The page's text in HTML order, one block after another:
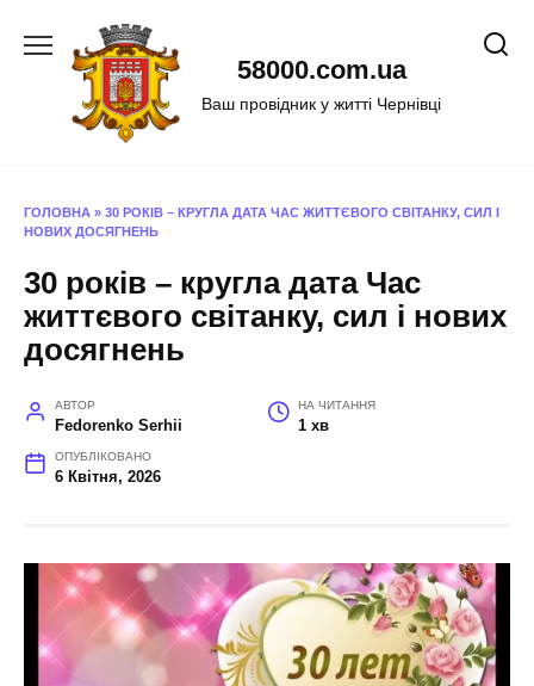
58000.com.ua
Ваш провідник у житті Чернівці
ГОЛОВНА » 30 РОКІВ – КРУГЛА ДАТА ЧАС ЖИТТЄВОГО СВІТАНКУ, СИЛ І
НОВИХ ДОСЯГНЕНЬ
30 років – кругла дата Час
життєвого світанку, сил і нових
досягнень
АВТОР
Fedorenko Serhii
НА ЧИТАННЯ
1 хв
ОПУБЛІКОВАНО
6 Квітня, 2026